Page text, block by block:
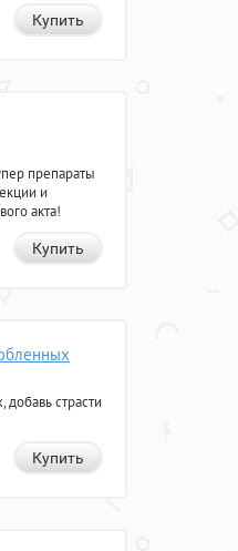
Купить
препараты
и
акта!
Купить
страсти
Купить